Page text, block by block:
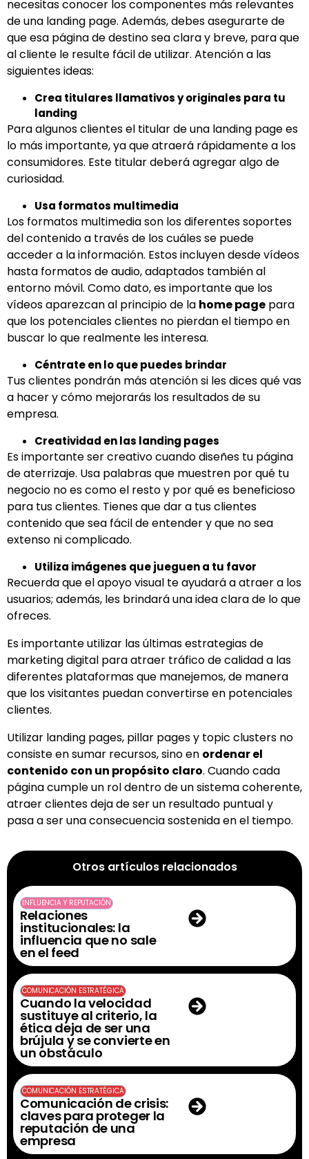
necesitas conocer los componentes más relevantes
de una landing page. Además, debes asegurarte de
que esa página de destino sea clara y breve, para que
al cliente le resulte fácil de utilizar. Atención a las
siguientes ideas:
Crea titulares llamativos y originales para tu
landing
Para algunos clientes el titular de una landing page es
lo más importante, ya que atraerá rápidamente a los
consumidores. Este titular deberá agregar algo de
curiosidad.
Usa formatos multimedia
Los formatos multimedia son los diferentes soportes
del contenido a través de los cuáles se puede
acceder a la información. Estos incluyen desde vídeos
hasta formatos de audio, adaptados también al
entorno móvil. Como dato, es importante que los
vídeos aparezcan al principio de la home page para
que los potenciales clientes no pierdan el tiempo en
buscar lo que realmente les interesa.
Céntrate en lo que puedes brindar
Tus clientes pondrán más atención si les dices qué vas
a hacer y cómo mejorarás los resultados de su
empresa.
Creatividad en las landing pages
Es importante ser creativo cuando diseñes tu página
de aterrizaje. Usa palabras que muestren por qué tu
negocio no es como el resto y por qué es beneficioso
para tus clientes. Tienes que dar a tus clientes
contenido que sea fácil de entender y que no sea
extenso ni complicado.
Utiliza imágenes que jueguen a tu favor
Recuerda que el apoyo visual te ayudará a atraer a los
usuarios; además, les brindará una idea clara de lo que
ofreces.
Es importante utilizar las últimas estrategias de
marketing digital para atraer tráfico de calidad a las
diferentes plataformas que manejemos, de manera
que los visitantes puedan convertirse en potenciales
clientes.
Utilizar landing pages, pillar pages y topic clusters no
consiste en sumar recursos, sino en ordenar el
contenido con un propósito claro. Cuando cada
página cumple un rol dentro de un sistema coherente,
atraer clientes deja de ser un resultado puntual y
pasa a ser una consecuencia sostenida en el tiempo.
Otros artículos relacionados
INFLUENCIA Y REPUTACIÓN
Relaciones
institucionales: la
influencia que no sale
en el feed
COMUNICACIÓN ESTRATÉGICA
Cuando la velocidad
sustituye al criterio, la
ética deja de ser una
brújula y se convierte en
un obstáculo
COMUNICACIÓN ESTRATÉGICA
Comunicación de crisis:
claves para proteger la
reputación de una
empresa